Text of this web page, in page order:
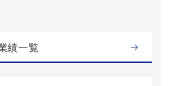
績一覧